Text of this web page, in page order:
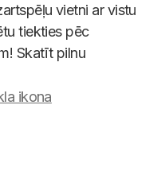
vietni ar vistu
tiekties pēc
Skatīt pilnu